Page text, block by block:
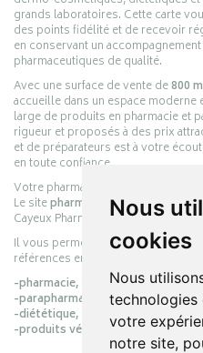
Nous
cookies
Nous
technologies
votre
notre site,
grands laboratoires. Cette carte
des points fidélité et de recevoir
en conservant un
pharmaceutiques de qualité.
Avec une surface de vente de800
accueille dans un espace
large de produits en pharmacie et
rigueur et proposés à des prix
et de préparateurs est à votre
en toute confiance.
Votre pharmacie en ligne :
Le sitepharmacie-cayeux.frest le
Cayeux Pharmabest Berck-sur-Mer
Il vous permet de réaliser vos
références en :
-pharmacie,
-parapharmacie,
-diététique,
-produits vétérinaires.